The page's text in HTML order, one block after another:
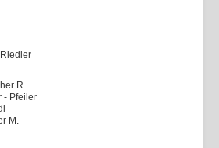
R.
- Pfeiler
M.